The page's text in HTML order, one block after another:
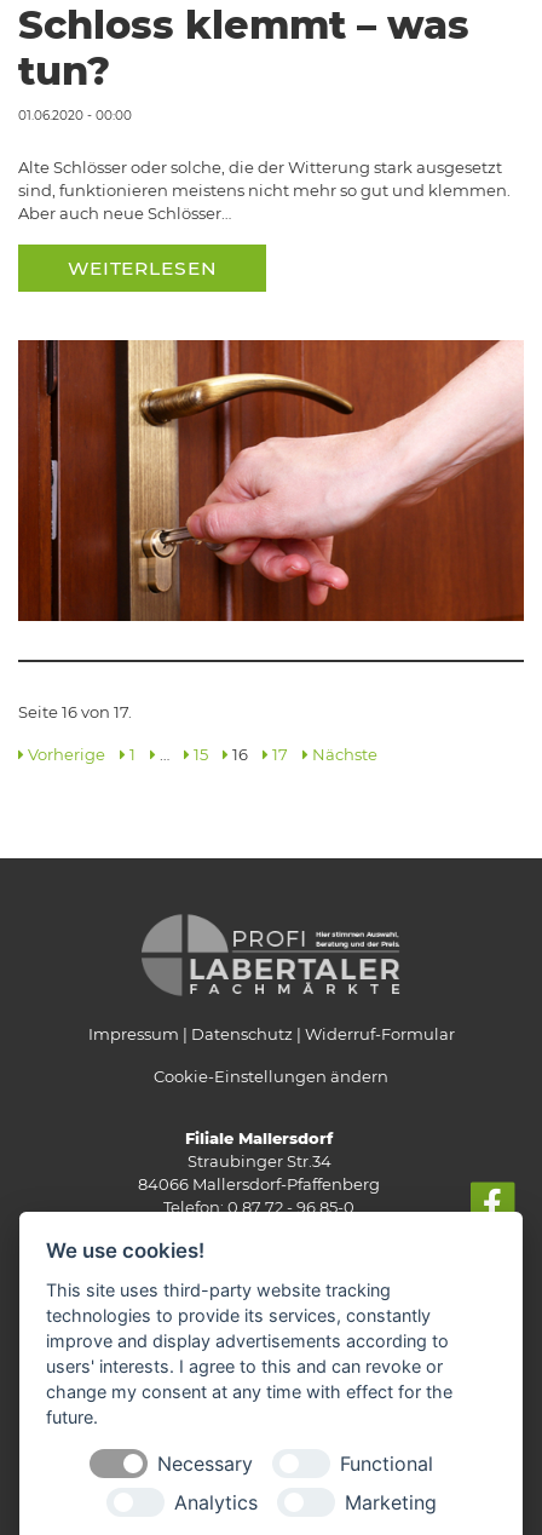
Schloss klemmt – was
tun?
01.06.2020 - 00:00
Alte Schlösser oder solche, die der Witterung stark ausgesetzt
sind, funktionieren meistens nicht mehr so gut und klemmen.
Aber auch neue Schlösser…
WEITERLESEN
Seite 16 von 17.
Vorherige 1 … 15 16 17 Nächste
Impressum Datenschutz Widerruf-Formular
Cookie-Einstellungen ändern
Filiale Mallersdorf
Straubinger Str.34
84066 Mallersdorf-Pfaffenberg
Telefon: 0 87 72 - 96 85-0
Mo-Fr:
Filiale Rottenburg
Industriestr. 2
84056 Rottenburg
Telefon: 0 87 81 - 20 05 5-0
labertaler-markt-rottenburg(at)t-online.de
Sa:8.00 - 15.00 Uhr
Filiale Schierling
We use cookies!
This site uses third-party website tracking
technologies to provide its services, constantly
improve and display advertisements according to
users' interests. I agree to this and can revoke or
change my consent at any time with effect for the
future.
Necessary
Functional
Analytics
Marketing